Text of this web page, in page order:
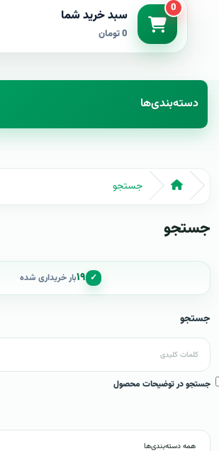
0 سبد خرید شما
0 تومان
دسته‌بندی‌ها
جستجو
جستجو
✓ ۱۹بار خریداری شده
جستجو
جستجو در توضیحات محصول